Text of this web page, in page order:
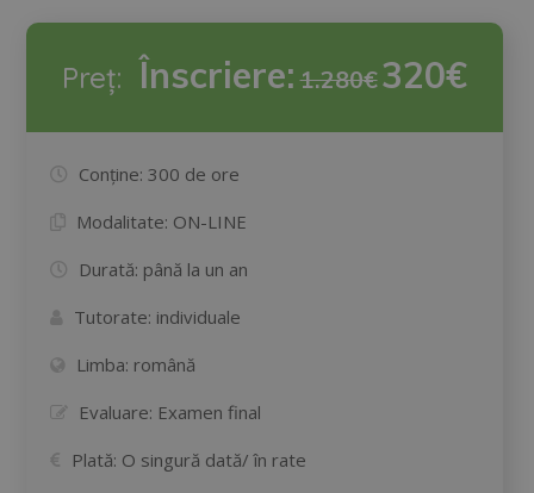
Preț: Înscriere:1.280€320€
Conține: 300 de ore
Modalitate: ON-LINE
Durată: până la un an
Tutorate: individuale
Limba: română
Evaluare: Examen final
Plată: O singură dată/ în rate